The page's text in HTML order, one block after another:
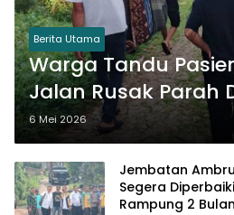
Berita Utama
Warga Tandu
Jalan Rusak Parah
Tengah
6 Mei 2026
Jembatan
Segera
Rampung 2 Bulan